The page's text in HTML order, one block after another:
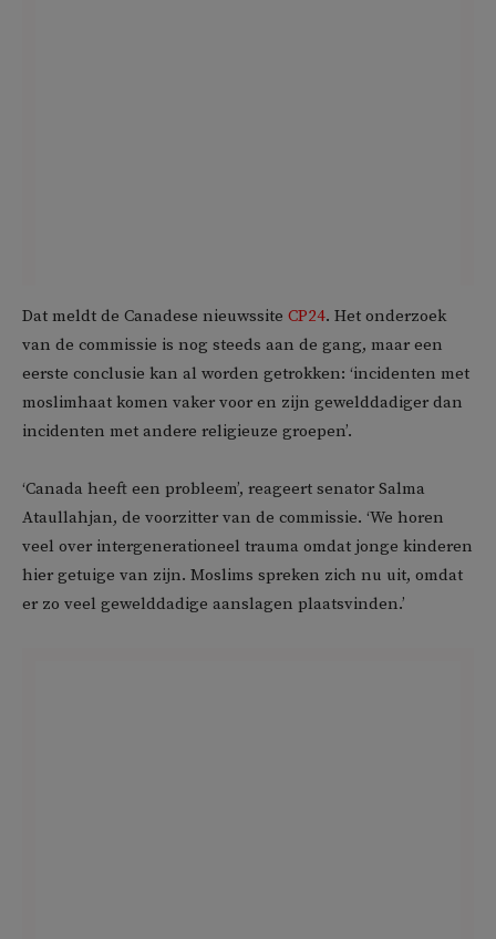
Dat meldt de Canadese nieuwssite CP24. Het onderzoek
van de commissie is nog steeds aan de gang, maar een
eerste conclusie kan al worden getrokken: ‘incidenten met
moslimhaat komen vaker voor en zijn gewelddadiger dan
incidenten met andere religieuze groepen’.
‘Canada heeft een probleem’, reageert senator Salma
Ataullahjan, de voorzitter van de commissie. ‘We horen
veel over intergenerationeel trauma omdat jonge kinderen
hier getuige van zijn. Moslims spreken zich nu uit, omdat
er zo veel gewelddadige aanslagen plaatsvinden.’